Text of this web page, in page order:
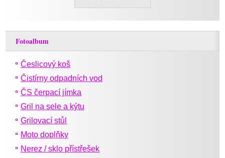
Fotoalbum
Česlicový koš
Čistírny odpadních vod
ČS čerpací jímka
Gril na sele a kýtu
Grilovací stůl
Moto doplňky
Nerez / sklo přístřešek